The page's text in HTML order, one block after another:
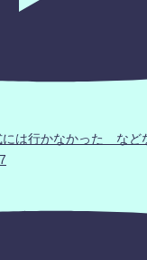
は行かなかった な